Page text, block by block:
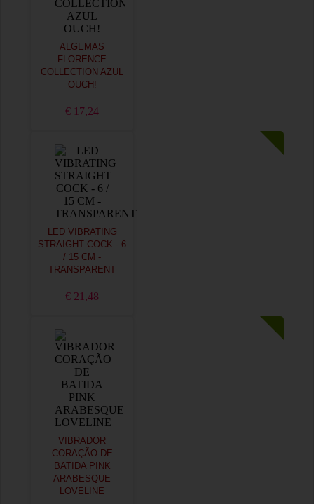
ALGEMAS
FLORENCE
COLLECTION AZUL
OUCH!
€ 17,24
LED VIBRATING
STRAIGHT COCK - 6
/ 15 CM -
TRANSPARENT
€ 21,48
VIBRADOR
CORAÇÃO DE
BATIDA PINK
ARABESQUE
LOVELINE